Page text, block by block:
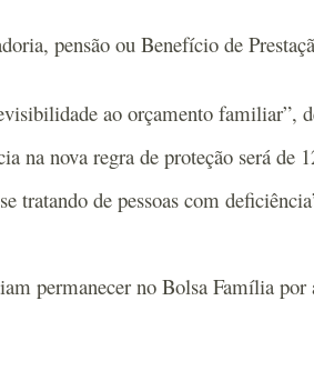
pensão ou Benefício de
ao orçamento familiar”,
na nova regra de proteção será de
tratando de pessoas com
permanecer no Bolsa Família por